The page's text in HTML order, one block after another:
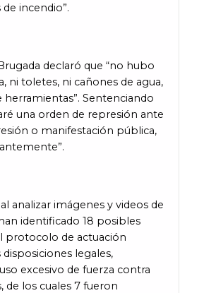
incendio”.
declaró que “no hubo
ni toletes, ni cañones de agua,
Sentenciando
una orden de represión ante
o manifestación pública,
analizar imágenes y videos de
identificado 18 posibles
protocolo de actuación
legales,
excesivo de fuerza contra
de los cuales 7 fueron